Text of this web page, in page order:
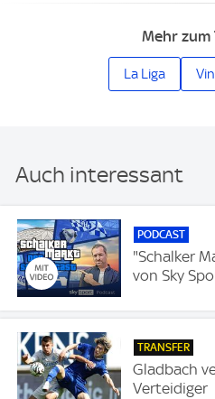
Mehr zum
La Liga
Auch interessant
PODCAST
"Schalker
von Sky
TRANSFER
Gladbach
Verteidiger